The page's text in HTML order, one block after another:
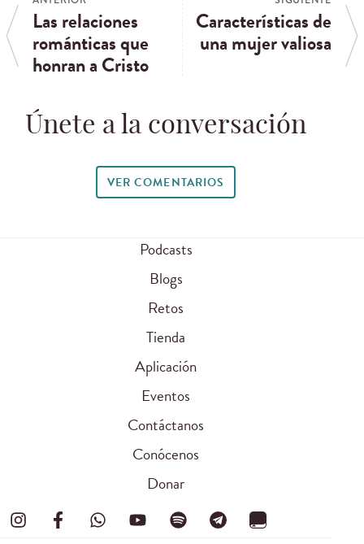
Las relaciones
románticas que
honran a Cristo
Características de
una mujer valiosa
Únete a la conversación
VER COMENTARIOS
Podcasts
Blogs
Retos
Tienda
Aplicación
Eventos
Contáctanos
Conócenos
Donar